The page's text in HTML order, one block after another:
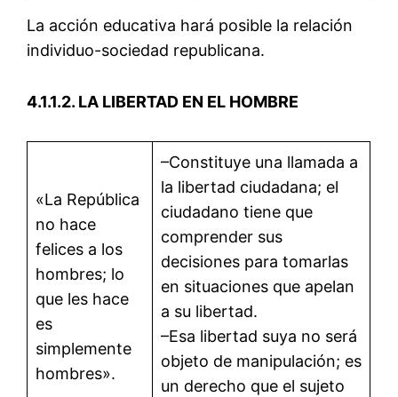
La acción educativa hará posible la relación
individuo-sociedad republicana.
4.1.1.2. LA LIBERTAD EN EL HOMBRE
«La República
no hace
felices a los
hombres; lo
que les hace
es
simplemente
hombres».
–Constituye una llamada a
la libertad ciudadana; el
ciudadano tiene que
comprender sus
decisiones para tomarlas
en situaciones que apelan
a su libertad.
–Esa libertad suya no será
objeto de manipulación; es
un derecho que el sujeto